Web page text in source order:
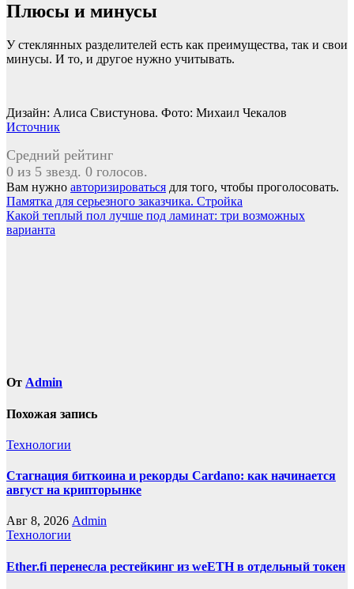
Плюсы и минусы
У стеклянных разделителей есть как преимущества, так и свои
минусы. И то, и другое нужно учитывать.
Дизайн: Алиса Свистунова. Фото: Михаил Чекалов
Источник
Средний рейтинг
0 из 5 звезд. 0 голосов.
Вам нужно авторизироваться для того, чтобы проголосовать.
Навигация
по
Памятка для серьезного заказчика. Cтройка
Какой теплый пол лучше под ламинат: три возможных
варианта
От Admin
Похожая запись
Технологии
Стагнация биткоина и рекорды Cardano: как начинается
август на крипторынке
Авг 8, 2026 Admin
Технологии
Ether.fi перенесла рестейкинг из weETH в отдельный токен